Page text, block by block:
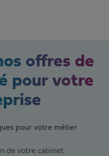
offres de
pour votre
pour votre métier
de votre cabinet